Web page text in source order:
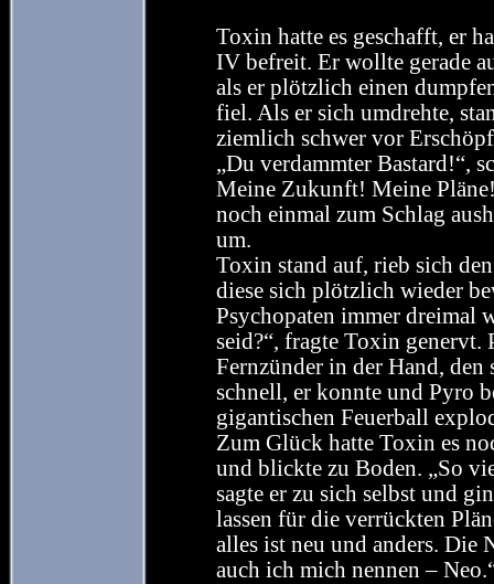
Toxin hatte es geschafft, er
IV befreit. Er wollte gerade
als er plötzlich einen
fiel. Als er sich umdrehte,
ziemlich schwer vor
„Du verdammter Bastard!“,
Meine Zukunft! Meine
noch einmal zum Schlag
um.
Toxin stand auf, rieb sich
diese sich plötzlich wieder
Psychopaten immer dreimal
seid?“, fragte Toxin genervt.
Fernzünder in der Hand, den
schnell, er konnte und Pyro
gigantischen Feuerball
Zum Glück hatte Toxin es
und blickte zu Boden. „So
sagte er zu sich selbst und
lassen für die verrückten
alles ist neu und anders. Die
auch ich mich nennen –